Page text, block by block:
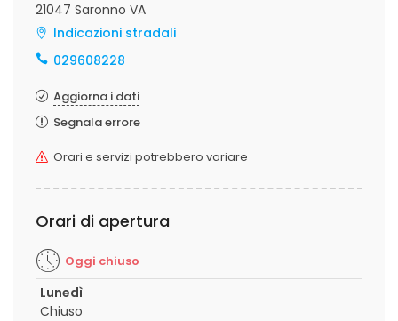
21047 Saronno VA
Indicazioni stradali
029608228
Aggiorna i dati
Segnala errore
Orari e servizi potrebbero variare
Orari di apertura
Oggi chiuso
Lunedì
Chiuso